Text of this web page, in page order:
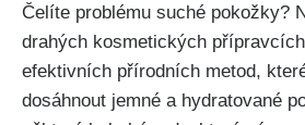
Čelíte problému‌ suché‌ pokožky?
drahých kosmetických
‍efektivních přírodních⁤ metod,
dosáhnout jemné a hydratované